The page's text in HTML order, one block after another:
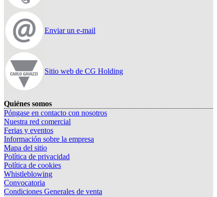
Enviar un e-mail
Sitio web de CG Holding
Quiénes somos
Póngase en contacto con nosotros
Nuestra red comercial
Ferias y eventos
Información sobre la empresa
Mapa del sitio
Política de privacidad
Política de cookies
Whistleblowing
Convocatoria
Condiciones Generales de venta